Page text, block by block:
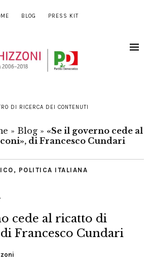
BLOG PRESS KIT
DI RICERCA DEI CONTENUTI
» Blog » «Se il governo cede al
di Francesco Cundari
, POLITICA ITALIANA
cede al ricatto di
Francesco Cundari